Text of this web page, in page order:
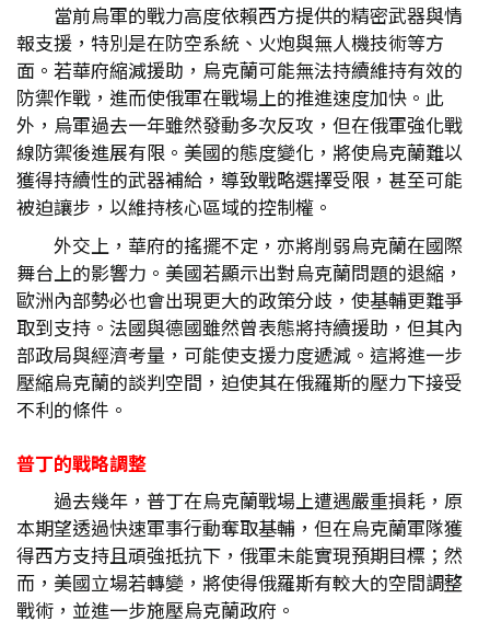
當前烏軍的戰力高度依賴西方提供的精密武器與情
報支援，特別是在防空系統、火炮與無人機技術等方
面。若華府縮減援助，烏克蘭可能無法持續維持有效的
防禦作戰，進而使俄軍在戰場上的推進速度加快。此
外，烏軍過去一年雖然發動多次反攻，但在俄軍強化戰
線防禦後進展有限。美國的態度變化，將使烏克蘭難以
獲得持續性的武器補給，導致戰略選擇受限，甚至可能
被迫讓步，以維持核心區域的控制權。
外交上，華府的搖擺不定，亦將削弱烏克蘭在國際
舞台上的影響力。美國若顯示出對烏克蘭問題的退縮，
歐洲內部勢必也會出現更大的政策分歧，使基輔更難爭
取到支持。法國與德國雖然曾表態將持續援助，但其內
部政局與經濟考量，可能使支援力度遞減。這將進一步
壓縮烏克蘭的談判空間，迫使其在俄羅斯的壓力下接受
不利的條件。
普丁的戰略調整
過去幾年，普丁在烏克蘭戰場上遭遇嚴重損耗，原
本期望透過快速軍事行動奪取基輔，但在烏克蘭軍隊獲
得西方支持且頑強抵抗下，俄軍未能實現預期目標；然
而，美國立場若轉變，將使得俄羅斯有較大的空間調整
戰術，並進一步施壓烏克蘭政府。